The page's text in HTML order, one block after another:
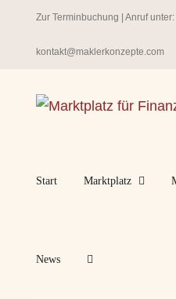
springen
Zur Terminbuchung | Anruf unter:
kontakt@maklerkonzepte.com
Start Marktplatz
News